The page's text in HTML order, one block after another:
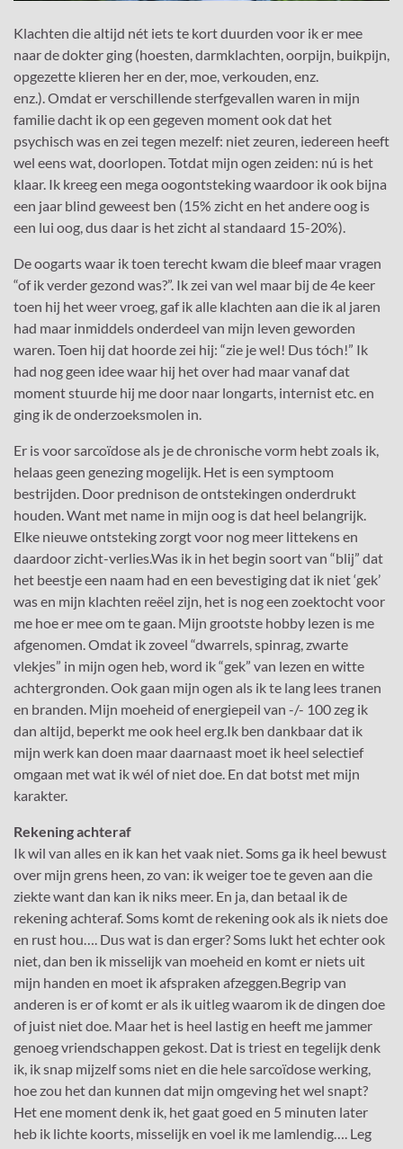
Klachten die altijd nét iets te kort duurden voor ik er mee
naar de dokter ging (hoesten, darmklachten, oorpijn, buikpijn,
opgezette klieren her en der, moe, verkouden, enz.
enz.). Omdat er verschillende sterfgevallen waren in mijn
familie dacht ik op een gegeven moment ook dat het
psychisch was en zei tegen mezelf: niet zeuren, iedereen heeft
wel eens wat, doorlopen. Totdat mijn ogen zeiden: nú is het
klaar. Ik kreeg een mega oogontsteking waardoor ik ook bijna
een jaar blind geweest ben (15% zicht en het andere oog is
een lui oog, dus daar is het zicht al standaard 15-20%).
De oogarts waar ik toen terecht kwam die bleef maar vragen
“of ik verder gezond was?”. Ik zei van wel maar bij de 4e keer
toen hij het weer vroeg, gaf ik alle klachten aan die ik al jaren
had maar inmiddels onderdeel van mijn leven geworden
waren. Toen hij dat hoorde zei hij: “zie je wel! Dus tóch!” Ik
had nog geen idee waar hij het over had maar vanaf dat
moment stuurde hij me door naar longarts, internist etc. en
ging ik de onderzoeksmolen in.
Er is voor sarcoïdose als je de chronische vorm hebt zoals ik,
helaas geen genezing mogelijk. Het is een symptoom
bestrijden. Door prednison de ontstekingen onderdrukt
houden. Want met name in mijn oog is dat heel belangrijk.
Elke nieuwe ontsteking zorgt voor nog meer littekens en
daardoor zicht-verlies.Was ik in het begin soort van “blij” dat
het beestje een naam had en een bevestiging dat ik niet ‘gek’
was en mijn klachten reëel zijn, het is nog een zoektocht voor
me hoe er mee om te gaan. Mijn grootste hobby lezen is me
afgenomen. Omdat ik zoveel “dwarrels, spinrag, zwarte
vlekjes” in mijn ogen heb, word ik “gek” van lezen en witte
achtergronden. Ook gaan mijn ogen als ik te lang lees tranen
en branden. Mijn moeheid of energiepeil van -/- 100 zeg ik
dan altijd, beperkt me ook heel erg.Ik ben dankbaar dat ik
mijn werk kan doen maar daarnaast moet ik heel selectief
omgaan met wat ik wél of niet doe. En dat botst met mijn
karakter.
Rekening achteraf
Ik wil van alles en ik kan het vaak niet. Soms ga ik heel bewust
over mijn grens heen, zo van: ik weiger toe te geven aan die
ziekte want dan kan ik niks meer. En ja, dan betaal ik de
rekening achteraf. Soms komt de rekening ook als ik niets doe
en rust hou…. Dus wat is dan erger? Soms lukt het echter ook
niet, dan ben ik misselijk van moeheid en komt er niets uit
mijn handen en moet ik afspraken afzeggen.Begrip van
anderen is er of komt er als ik uitleg waarom ik de dingen doe
of juist niet doe. Maar het is heel lastig en heeft me jammer
genoeg vriendschappen gekost. Dat is triest en tegelijk denk
ik, ik snap mijzelf soms niet en die hele sarcoïdose werking,
hoe zou het dan kunnen dat mijn omgeving het wel snapt?
Het ene moment denk ik, het gaat goed en 5 minuten later
heb ik lichte koorts, misselijk en voel ik me lamlendig…. Leg